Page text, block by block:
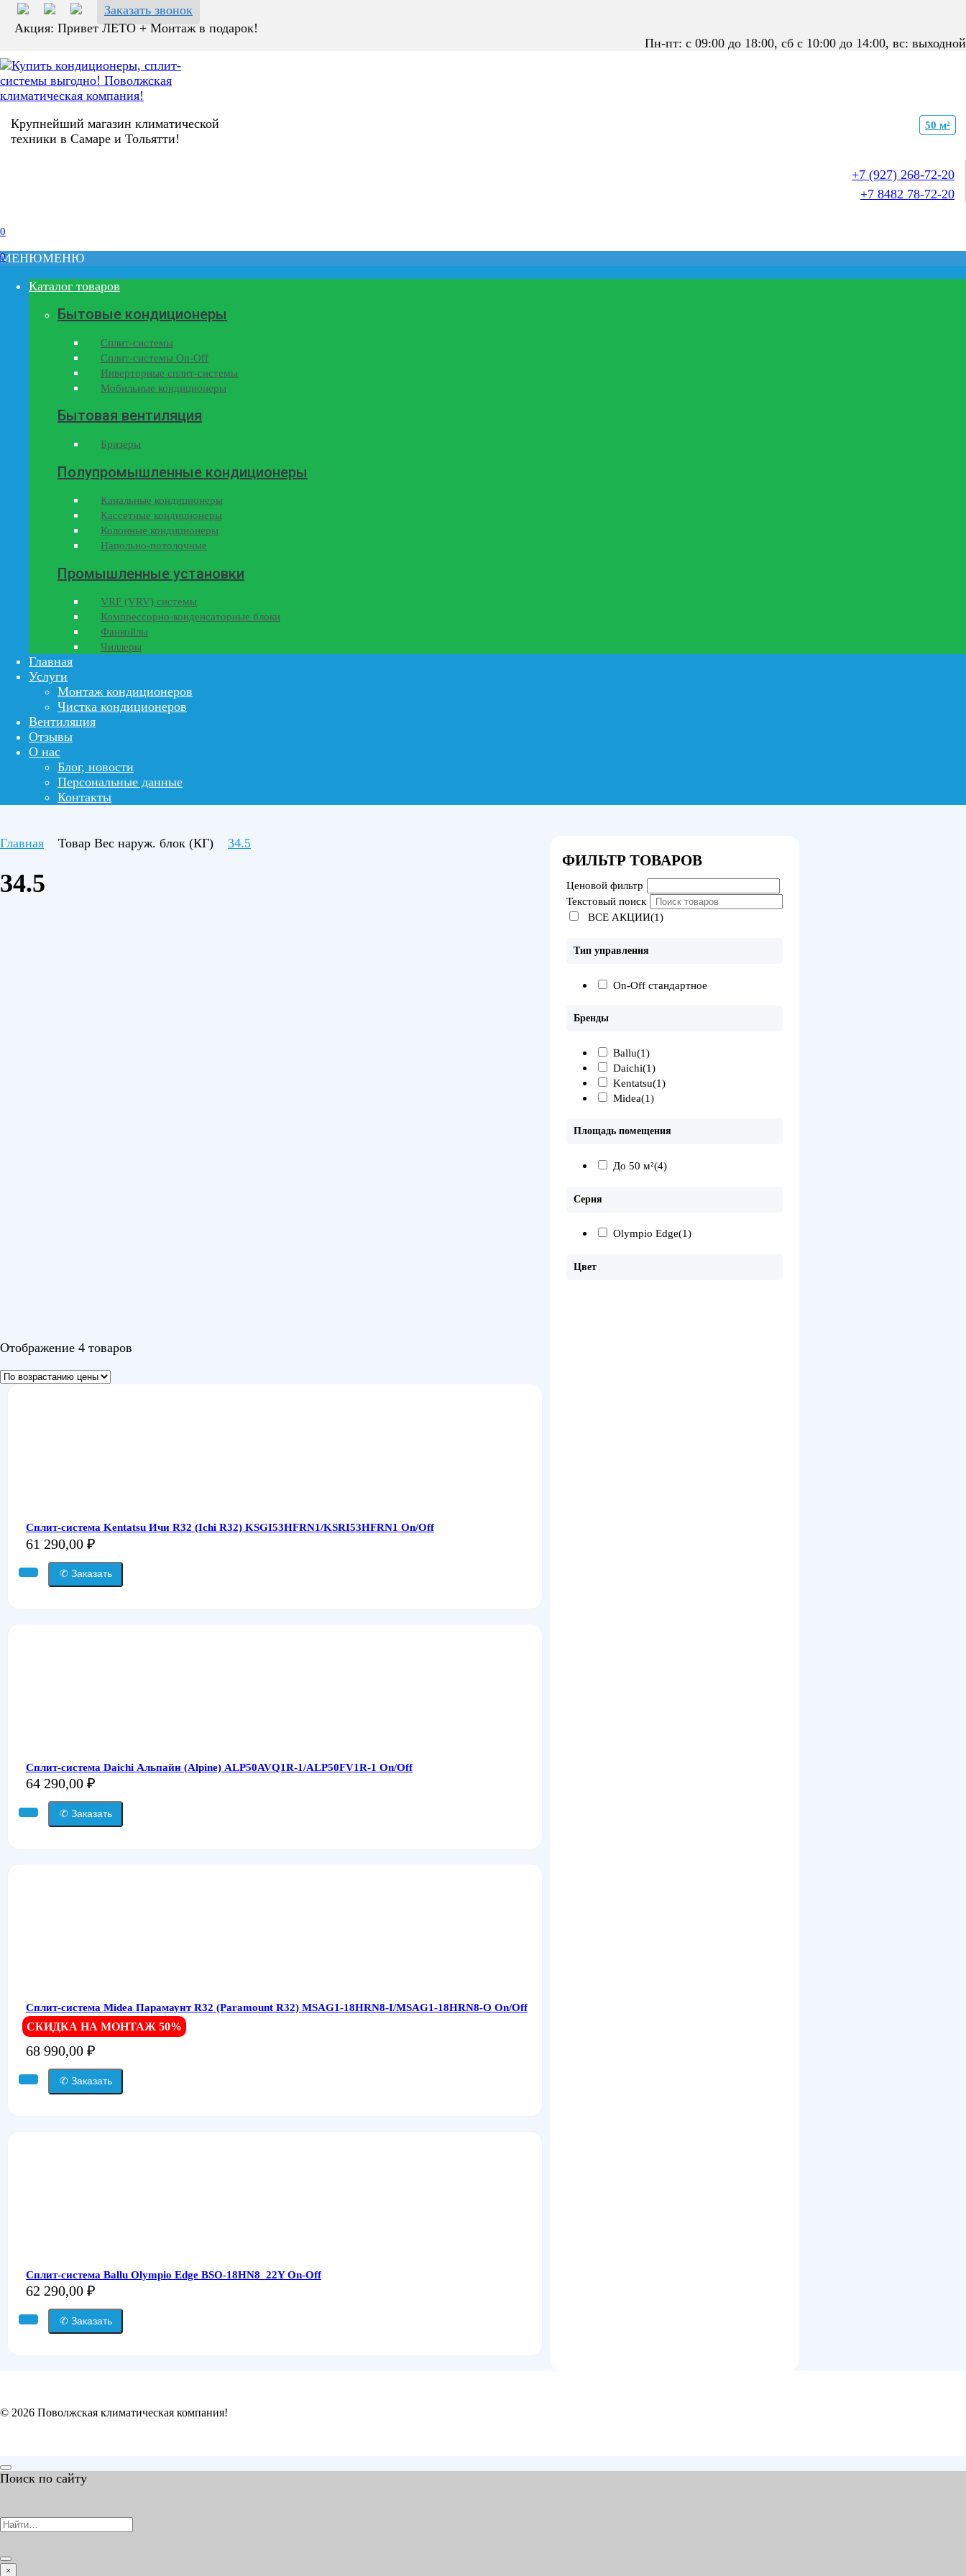
Перейти
содержанию
Заказать звонок
Акция: Привет ЛЕТО + Монтаж в подарок!
Пн-пт: с 09:00 до 18:00, сб с 10:00 до 14:00, вс: выходной
Крупнейший магазин климатической
техники в Самаре и Тольятти!
+7 (927) 268-72-20
+7 8482 78-72-20
0
0
МЕНЮМЕНЮ
Каталог товаров
Бытовые кондиционеры
Сплит-системы
Сплит-системы On-Off
Инверторные сплит-системы
Мобильные кондиционеры
Бытовая вентиляция
Бризеры
Полупромышленные кондиционеры
Канальные кондиционеры
Кассетные кондиционеры
Колонные кондиционеры
Напольно-потолочные
Промышленные установки
VRF (VRV) системы
Компрессорно-конденсаторные блоки
Фанкойлы
Чиллеры
Главная
Услуги
Монтаж кондиционеров
Чистка кондиционеров
Вентиляция
Отзывы
О нас
Блог, новости
Персональные данные
Контакты
Главная Товар Вес наруж. блок (КГ) 34.5
34.5
Отображение 4 товаров
50 м²
Сплит-система Kentatsu Ичи R32 (Ichi R32) KSGI53HFRN1/KSRI53HFRN1 On/Off
61 290,00 ₽
✆ Заказать
50 м²
Сплит-система Daichi Альпайн (Alpine) ALP50AVQ1R-1/ALP50FV1R-1 On/Off
64 290,00 ₽
✆ Заказать
50 м²
Сплит-система Midea Парамаунт R32 (Paramount R32) MSAG1-18HRN8-I/MSAG1-18HRN8-O On/Off
СКИДКА НА МОНТАЖ 50%
68 990,00 ₽
✆ Заказать
50 м²
Сплит-система Ballu Olympio Edge BSO-18HN8_22Y On-Off
62 290,00 ₽
✆ Заказать
ФИЛЬТР ТОВАРОВ
Ценовой фильтр
Текстовый поиск
ВСЕ АКЦИИ(1)
Тип управления
On-Off стандартное
Бренды
Ballu(1)
Daichi(1)
Kentatsu(1)
Midea(1)
Площадь помещения
До 50 м²(4)
Серия
Olympio Edge(1)
Цвет
© 2026 Поволжская климатическая компания!
Поиск по сайту
for:
×